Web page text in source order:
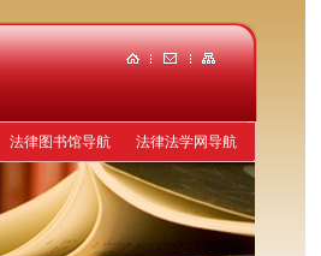
法律图书馆导航 法律法学网导航